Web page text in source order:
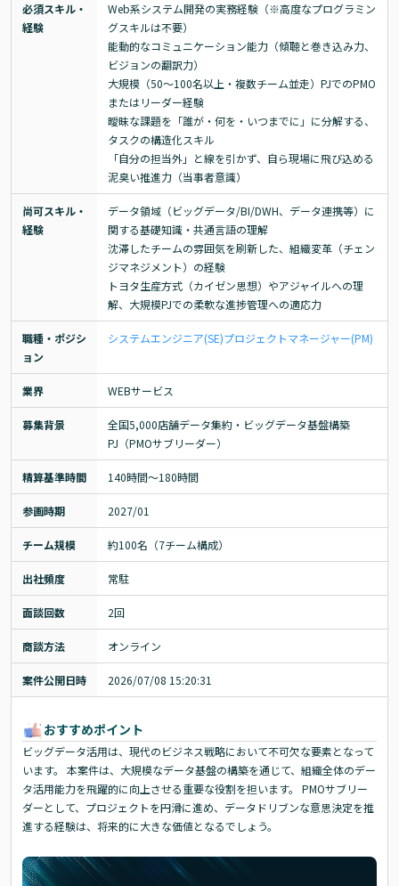
必須スキル・
経験
Web系システム開発の実務経験（※高度なプログラミン
グスキルは不要）
能動的なコミュニケーション能力（傾聴と巻き込み力、
ビジョンの翻訳力）
大規模（50～100名以上・複数チーム並走）PJでのPMO
またはリーダー経験
曖昧な課題を「誰が・何を・いつまでに」に分解する、
タスクの構造化スキル
「自分の担当外」と線を引かず、自ら現場に飛び込める
泥臭い推進力（当事者意識）
尚可スキル・
経験
データ領域（ビッグデータ/BI/DWH、データ連携等）に
関する基礎知識・共通言語の理解
沈滞したチームの雰囲気を刷新した、組織変革（チェン
ジマネジメント）の経験
トヨタ生産方式（カイゼン思想）やアジャイルへの理
解、大規模PJでの柔軟な進捗管理への適応力
職種・ポジシ
ョン
システムエンジニア(SE)プロジェクトマネージャー(PM)
業界 WEBサービス
募集背景
全国5,000店舗データ集約・ビッグデータ基盤構築
PJ（PMOサブリーダー）
精算基準時間 140時間〜180時間
参画時期 2027/01
チーム規模 約100名（7チーム構成）
出社頻度 常駐
面談回数 2回
商談方法 オンライン
案件公開日時 2026/07/08 15:20:31
おすすめポイント
ビッグデータ活用は、現代のビジネス戦略において不可欠な要素となって
います。 本案件は、大規模なデータ基盤の構築を通じて、組織全体のデー
タ活用能力を飛躍的に向上させる重要な役割を担います。 PMOサブリー
ダーとして、プロジェクトを円滑に進め、データドリブンな意思決定を推
進する経験は、将来的に大きな価値となるでしょう。